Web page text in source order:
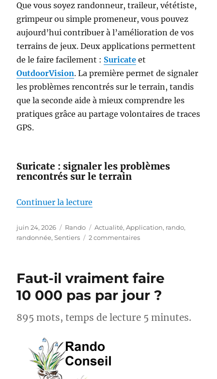
Que vous soyez randonneur, traileur, vététiste,
grimpeur ou simple promeneur, vous pouvez
aujourd’hui contribuer à l’amélioration de vos
terrains de jeux. Deux applications permettent
de le faire facilement : Suricate et
OutdoorVision. La première permet de signaler
les problèmes rencontrés sur le terrain, tandis
que la seconde aide à mieux comprendre les
pratiques grâce au partage volontaires de traces
GPS.
Suricate : signaler les problèmes
rencontrés sur le terrain
Continuer la lecture
Publié
le
juin 24, 2026 Catégories
Rando Étiquettes
Actualité,Application, rando,
randonnée,Sentiers 2 commentairessur
pour
des
avec
Faut-il vraiment faire
10 000 pas par jour ?
895 mots, temps de lecture 5 minutes.